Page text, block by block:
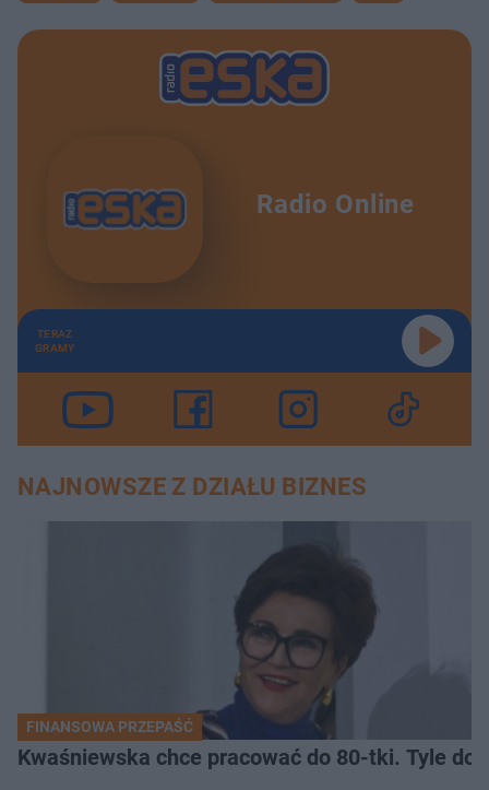
Radio Online
TERAZ
GRAMY
NAJNOWSZE Z DZIAŁU BIZNES
FINANSOWA PRZEPAŚĆ
Kwaśniewska chce pracować do 80-tki. Tyle